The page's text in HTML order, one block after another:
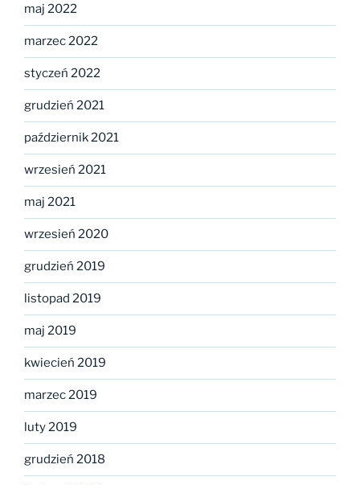
maj 2022
marzec 2022
styczeń 2022
grudzień 2021
październik 2021
wrzesień 2021
maj 2021
wrzesień 2020
grudzień 2019
listopad 2019
maj 2019
kwiecień 2019
marzec 2019
luty 2019
grudzień 2018